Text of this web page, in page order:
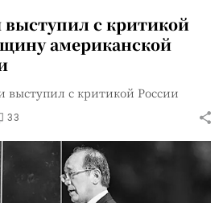
с критикой
американской
с критикой России
33